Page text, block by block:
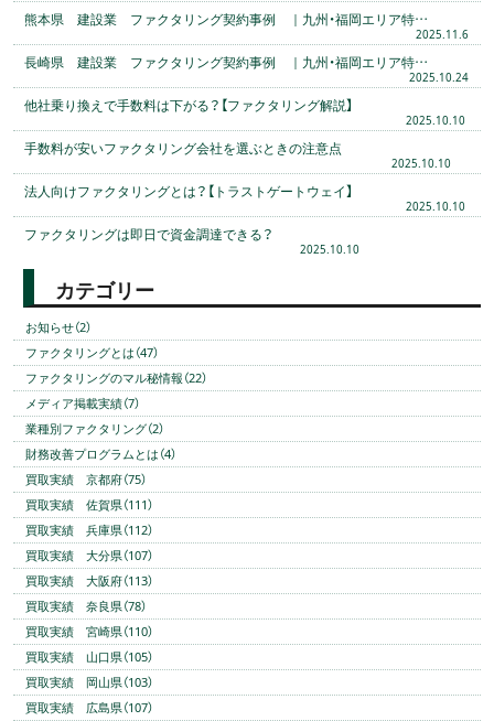
熊本県 建設業 ファクタリング契約事例 ｜九州・福岡エリア特…
2025.11.6
長崎県 建設業 ファクタリング契約事例 ｜九州・福岡エリア特…
2025.10.24
他社乗り換えで手数料は下がる？【ファクタリング解説】
2025.10.10
手数料が安いファクタリング会社を選ぶときの注意点
2025.10.10
法人向けファクタリングとは？【トラストゲートウェイ】
2025.10.10
ファクタリングは即日で資金調達できる？
2025.10.10
カテゴリー
お知らせ（2）
ファクタリングとは（47）
ファクタリングのマル秘情報（22）
メディア掲載実績（7）
業種別ファクタリング（2）
財務改善プログラムとは（4）
買取実績 京都府（75）
買取実績 佐賀県（111）
買取実績 兵庫県（112）
買取実績 大分県（107）
買取実績 大阪府（113）
買取実績 奈良県（78）
買取実績 宮崎県（110）
買取実績 山口県（105）
買取実績 岡山県（103）
買取実績 広島県（107）